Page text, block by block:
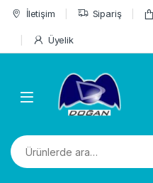
Skip to navigation
Skip to content
İletişim Sipariş
Üyelik
Ara: